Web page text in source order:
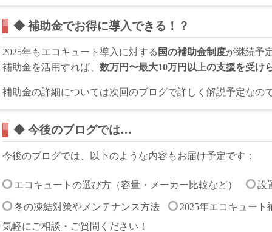
◆ 補助金でお得に導入できる！？
2025年もエコキュート導入に対する 国の補助金制度が継続予
補助金を活用すれば、 数万円〜最大10万円以上の支援を受け
補助金の詳細については次回のブログで詳しく解説予定なの
◆ 今後のブログでは…
今後のブログでは、以下のような内容もお届け予定です：
エコキュートの選び方（容量・メーカー比較など） 設
冬の凍結対策やメンテナンス方法
2025年エコキュー
気軽にご相談・ご質問ください！